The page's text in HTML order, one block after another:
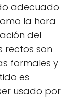
adecuado
la hora
del
rectos son
formales y
es
usado por